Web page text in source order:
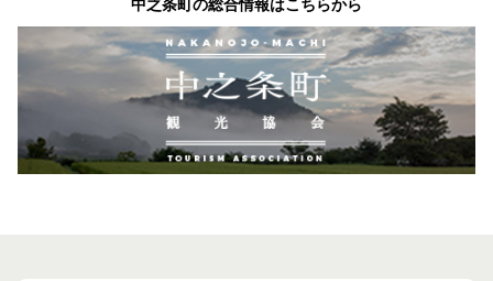
中之条町の総合情報はこちらから